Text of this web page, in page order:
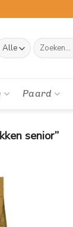
Zoeken
naar:
Paard
senior”